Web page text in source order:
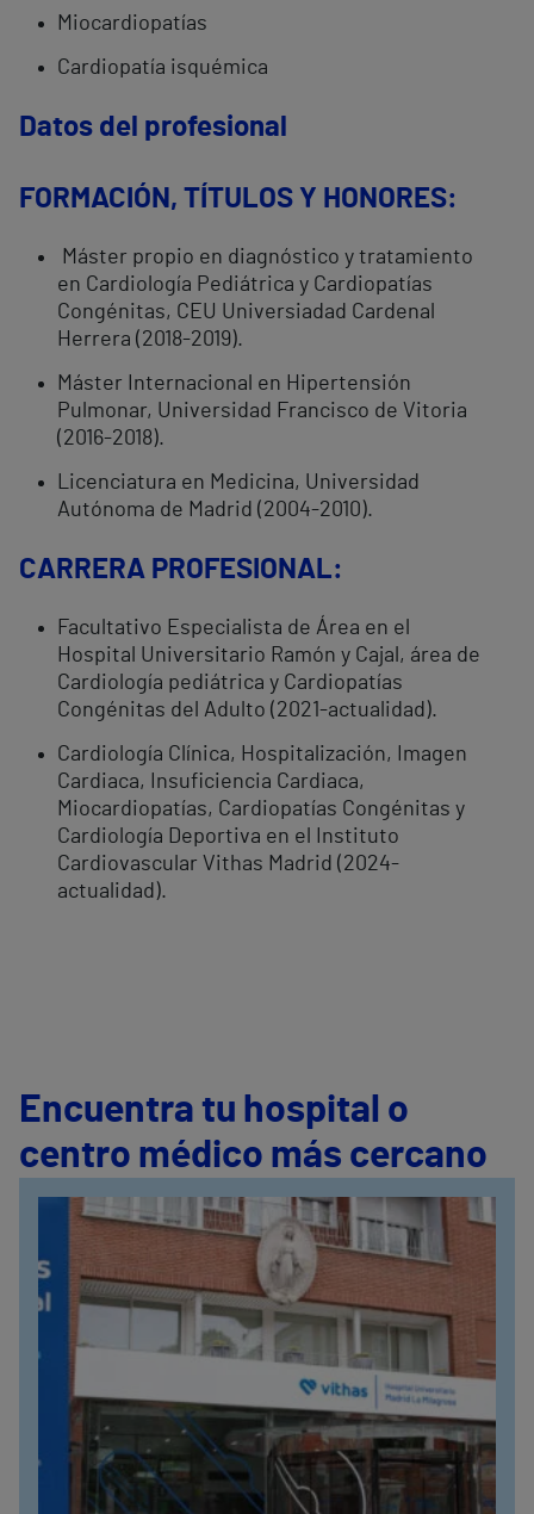
Miocardiopatías
Cardiopatía isquémica
Datos del profesional
FORMACIÓN, TÍTULOS Y HONORES:
Máster propio en diagnóstico y tratamiento
en Cardiología Pediátrica y Cardiopatías
Congénitas, CEU Universiadad Cardenal
Herrera (2018-2019).
Máster Internacional en Hipertensión
Pulmonar, Universidad Francisco de Vitoria
(2016-2018).
Licenciatura en Medicina, Universidad
Autónoma de Madrid (2004-2010).
CARRERA PROFESIONAL:
Facultativo Especialista de Área en el
Hospital Universitario Ramón y Cajal, área de
Cardiología pediátrica y Cardiopatías
Congénitas del Adulto (2021-actualidad).
Cardiología Clínica, Hospitalización, Imagen
Cardiaca, Insuficiencia Cardiaca,
Miocardiopatías, Cardiopatías Congénitas y
Cardiología Deportiva en el Instituto
Cardiovascular Vithas Madrid (2024-
actualidad).
Encuentra tu hospital o
centro médico más cercano